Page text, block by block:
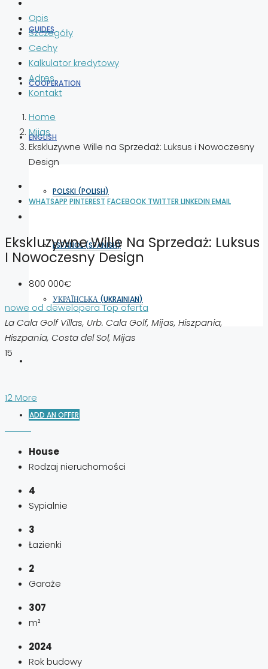
GUIDES
COOPERATION
ENGLISH
POLSKI (POLISH)
ESPAÑOL(SPANISH)
УКРАЇНСЬКА (UKRAINIAN)
ADD AN OFFER
Opis
Szczegóły
Cechy
Kalkulator kredytowy
Adres
Kontakt
Home
Mijas
Ekskluzywne Wille na Sprzedaż: Luksus i Nowoczesny
Design
WHATSAPP PINTEREST FACEBOOK TWITTER LINKEDIN EMAIL
Ekskluzywne Wille Na Sprzedaż: Luksus
I Nowoczesny Design
800 000€
nowe od deweloperaTop oferta
La Cala Golf Villas, Urb. Cala Golf, Mijas, Hiszpania,
Hiszpania, Costa del Sol, Mijas
15
12 More
House
Rodzaj nieruchomości
4
Sypialnie
3
Łazienki
2
Garaże
307
m²
2024
Rok budowy